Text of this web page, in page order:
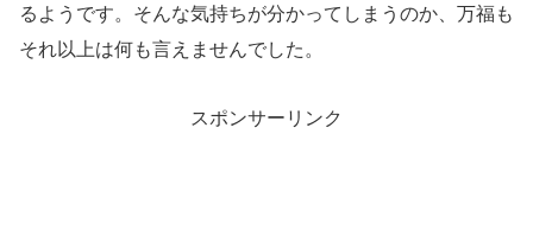
るようです。そんな気持ちが分かってしまうのか、万福も
それ以上は何も言えませんでした。
スポンサーリンク